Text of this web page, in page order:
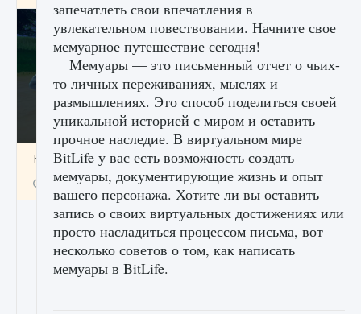
Как включить чат в Fortnite
9 августа 2024 1 335 0 0
запечатлеть свои впечатления в
увлекательном повествовании. Начните свое
мемуарное путешествие сегодня!
Мемуары — это письменный отчет о чьих-
то личных переживаниях, мыслях и
размышлениях. Это способ поделиться своей
уникальной историей с миром и оставить
прочное наследие. В виртуальном мире
BitLife у вас есть возможность создать
мемуары, документирующие жизнь и опыт
вашего персонажа. Хотите ли вы оставить
запись о своих виртуальных достижениях или
просто насладиться процессом письма, вот
несколько советов о том, как написать
мемуары в BitLife.